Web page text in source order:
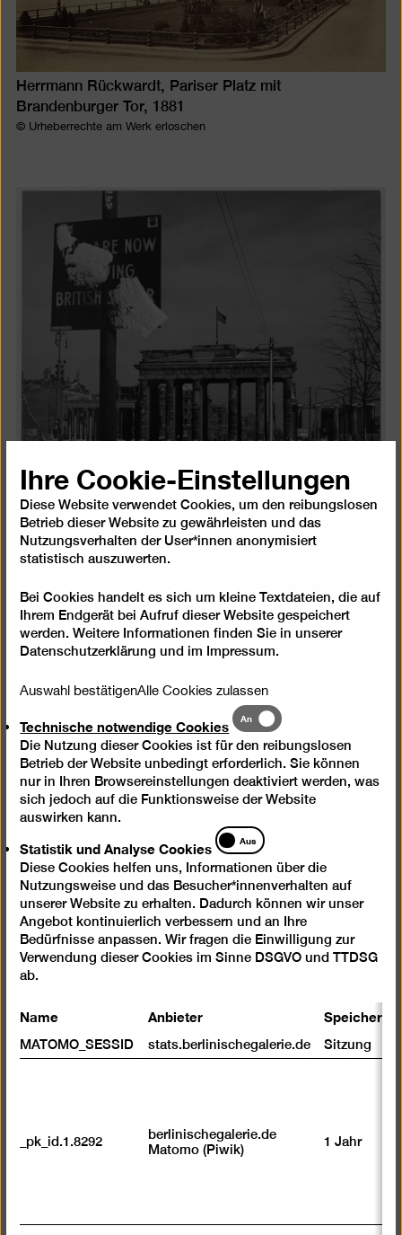
Herrmann Rückwardt, Pariser Platz mit
Brandenburger Tor, 1881
© Urheberrechte am Werk erloschen
Fritz Eschen, Berlin, Brandenburger Tor, Januar 1954
© Berlinische Galerie, Repro: Anja Elisabeth Witte
Ihre Cookie-Einstellungen
Diese Website verwendet Cookies, um den reibungslosen
Betrieb dieser Website zu gewährleisten und das
Nutzungsverhalten der User*innen anonymisiert
statistisch auszuwerten.
Bei Cookies handelt es sich um kleine Textdateien, die auf
Ihrem Endgerät bei Aufruf dieser Website gespeichert
werden. Weitere Informationen finden Sie in unserer
Datenschutzerklärung und im Impressum.
Auswahl bestätigenAlle Cookies zulassen
Technische notwendige Cookies
Technische
notwendige
Cookies
An
Die Nutzung dieser Cookies ist für den reibungslosen
Betrieb der Website unbedingt erforderlich. Sie können
nur in Ihren Browsereinstellungen deaktiviert werden, was
sich jedoch auf die Funktionsweise der Website
auswirken kann.
Statistik und Analyse Cookies
Statistik
und
Analyse
Cookies
Aus
Diese Cookies helfen uns, Informationen über die
Nutzungsweise und das Besucher*innenverhalten auf
unserer Website zu erhalten. Dadurch können wir unser
Angebot kontinuierlich verbessern und an Ihre
Bedürfnisse anpassen. Wir fragen die Einwilligung zur
Verwendung dieser Cookies im Sinne DSGVO und TTDSG
ab.
Name Anbieter
MATOMO_SESSID stats.berlinischegalerie.de Sitzung
_pk_id.1.8292
berlinischegalerie.de
Matomo (Piwik)
1 Jahr